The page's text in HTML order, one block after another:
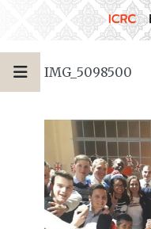
IMG_5098500